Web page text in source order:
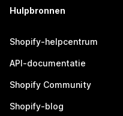
Hulpbronnen
Shopify-helpcentrum
API-documentatie
Shopify Community
Shopify-blog